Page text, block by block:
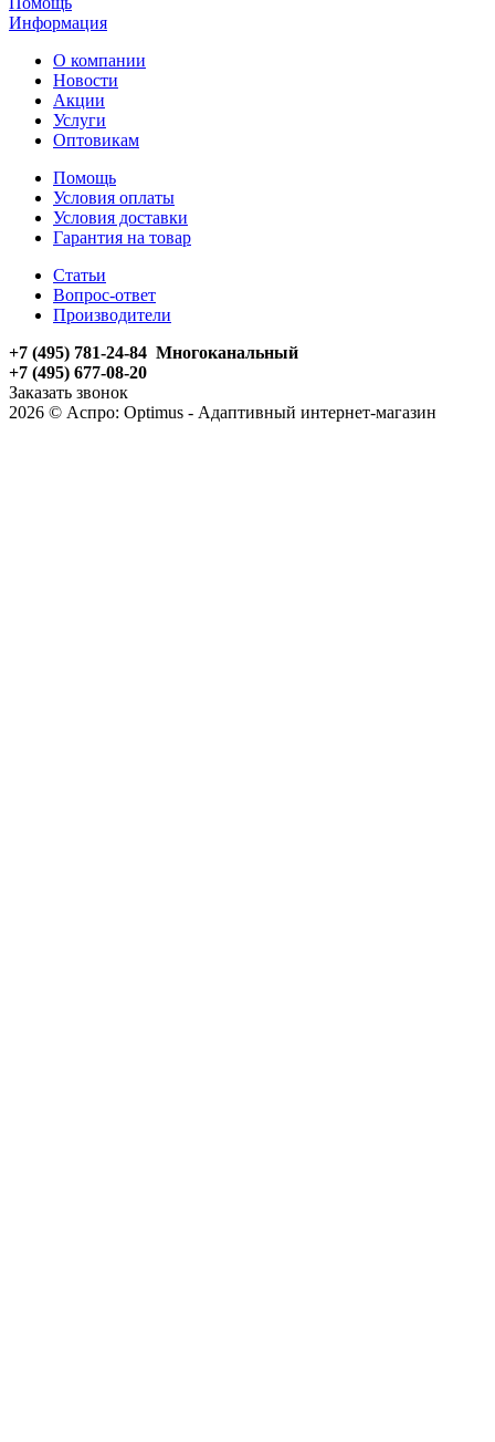
Информация
О компании
Новости
Акции
Услуги
Оптовикам
Помощь
Условия оплаты
Условия доставки
Гарантия на товар
Статьи
Вопрос-ответ
Производители
+7 (495) 781-24-84 Многоканальный
+7 (495) 677-08-20
Заказать звонок
2026 © Аспро: Optimus - Адаптивный интернет-магазин